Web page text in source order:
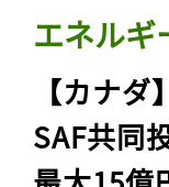
エネルギ
【カナ
SAF共同